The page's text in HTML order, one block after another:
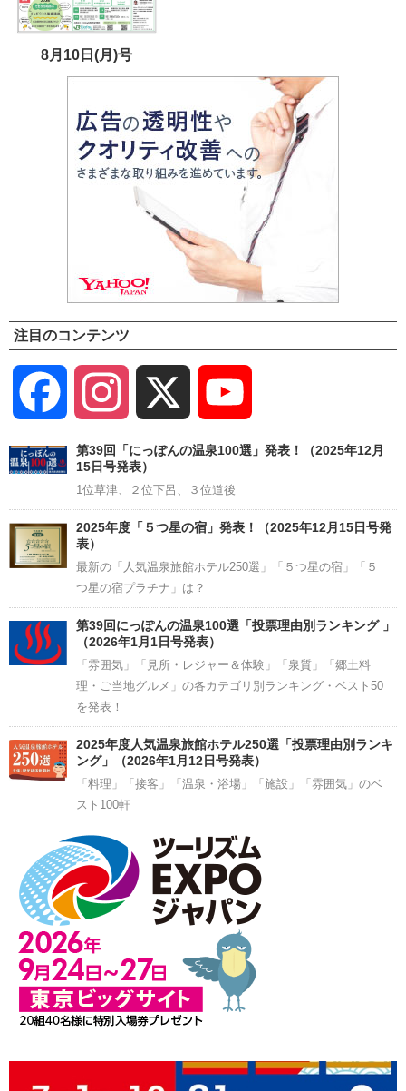
8月10日(月)号
注目のコンテンツ
Facebook Instagram
Channel
第39回「にっぽんの温泉100選」発表！（2025年12月
15日号発表）
1位草津、２位下呂、３位道後
2025年度「５つ星の宿」発表！（2025年12月15日号発
表）
最新の「人気温泉旅館ホテル250選」「５つ星の宿」「５
つ星の宿プラチナ」は？
第39回にっぽんの温泉100選「投票理由別ランキング 」
（2026年1月1日号発表）
「雰囲気」「見所・レジャー＆体験」「泉質」「郷土料
理・ご当地グルメ」の各カテゴリ別ランキング・ベスト50
を発表！
2025年度人気温泉旅館ホテル250選「投票理由別ランキ
ング」（2026年1月12日号発表）
「料理」「接客」「温泉・浴場」「施設」「雰囲気」のベ
スト100軒